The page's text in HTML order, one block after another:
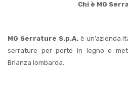
Chi è MG
MG Serrature S.p.A. è un’azienda
serrature per porte in legno e
Brianza lombarda.